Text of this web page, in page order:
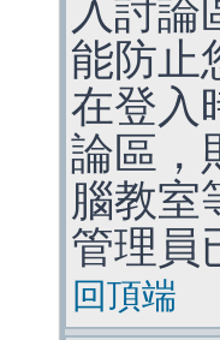
入討論
能防止
在登入
論區，
腦教室
管理員
回頂端